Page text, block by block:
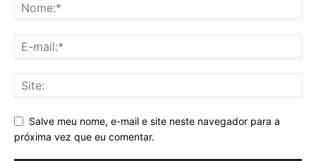
Salve meu nome, e-mail e site neste navegador para a
próxima vez que eu comentar.